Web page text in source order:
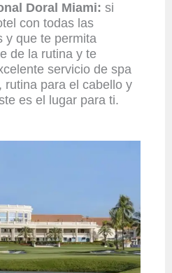
Doral Miami: si
con todas las
y que te permita
de la rutina y te
servicio de spa
rutina para el cabello y
es el lugar para ti.